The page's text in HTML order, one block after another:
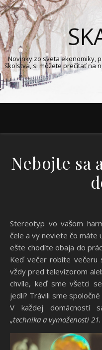
Novinky zo sveta ekonomiky,
školstva, si môžete prečítať na
Nebojte sa
Stereotyp vo vašom
čele a vy neviete čo máte
ešte chodíte obaja do
Keď večer robíte večeru
vždy pred televízorom
chvíle, keď sme všetci
jedli? Trávili sme
V každej domácností
„technika a vymoženosti 21.